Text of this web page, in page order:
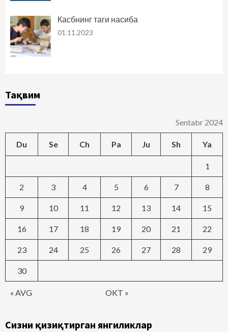
Касбнинг таги насиба
01.11.2023
Тақвим
Sentabr 2024
Du Se Ch Pa Ju Sh Ya
« AVG OKT »
1
2 3 4 5 6 7 8
9 10 11 12 13 14 15
16 17 18 19 20 21 22
23 24 25 26 27 28 29
30
Сизни қизиқтирган янгиликлар